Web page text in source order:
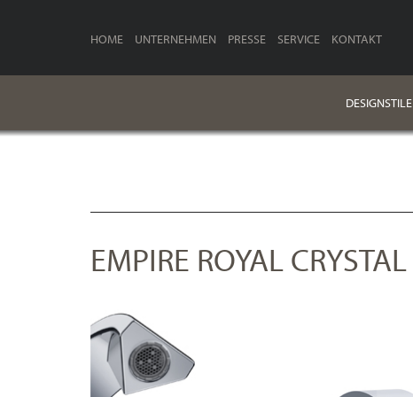
HOME UNTERNEHMEN PRESSE SERVICE KONTAKT
DESIGNSTILE
EMPIRE ROYAL CRYSTAL